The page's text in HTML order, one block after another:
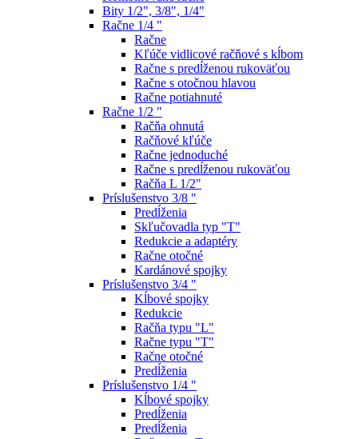
Bity 1/2", 3/8", 1/4"
Račne 1/4 "
Račne
Kľúče vidlicové račňové s kĺbom
Račne s predĺženou rukoväťou
Račne s otočnou hlavou
Račne potiahnuté
Račne 1/2 "
Račňa ohnutá
Račňové kľúče
Račne jednoduché
Račne s predĺženou rukoväťou
Račňa L 1/2"
Príslušenstvo 3/8 "
Predĺženia
Skľučovadla typ "T"
Redukcie a adaptéry
Račne otočné
Kardánové spojky
Príslušenstvo 3/4 "
Kĺbové spojky
Redukcie
Račňa typu "L"
Račne typu "T"
Račne otočné
Predĺženia
Príslušenstvo 1/4 "
Kĺbové spojky
Predĺženia
Predĺženia